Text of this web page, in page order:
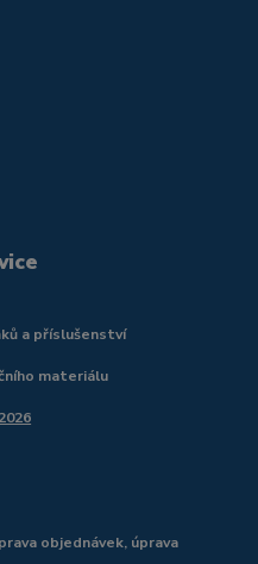
a příslušenství
materiálu
objednávek, úprava